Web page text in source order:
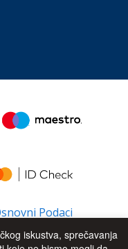
Podaci
iskustva, sprečavanja